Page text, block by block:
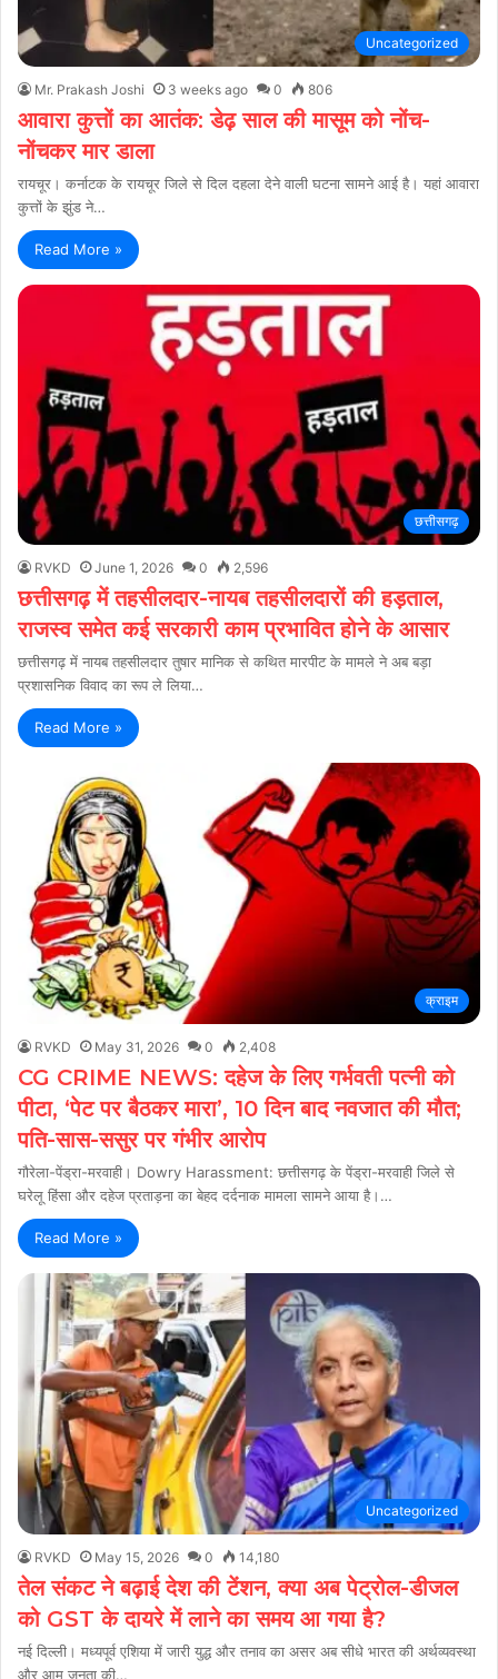
Uncategorized
Mr. Prakash Joshi 3 weeks ago 0 806
आवारा कुत्तों का आतंक: डेढ़ साल की मासूम को नोंच-
नोंचकर मार डाला
रायचूर। कर्नाटक के रायचूर जिले से दिल दहला देने वाली घटना सामने आई है। यहां आवारा
कुत्तों के झुंड ने…
Read More »
छत्तीसगढ़
RVKD June 1, 2026 0 2,596
छत्तीसगढ़ में तहसीलदार-नायब तहसीलदारों की हड़ताल,
राजस्व समेत कई सरकारी काम प्रभावित होने के आसार
छत्तीसगढ़ में नायब तहसीलदार तुषार मानिक से कथित मारपीट के मामले ने अब बड़ा
प्रशासनिक विवाद का रूप ले लिया…
Read More »
क्राइम
RVKD May 31, 2026 0 2,408
CG CRIME NEWS: दहेज के लिए गर्भवती पत्नी को
पीटा, ‘पेट पर बैठकर मारा’, 10 दिन बाद नवजात की मौत;
पति-सास-ससुर पर गंभीर आरोप
गौरेला-पेंड्रा-मरवाही। Dowry Harassment: छत्तीसगढ़ के पेंड्रा-मरवाही जिले से
घरेलू हिंसा और दहेज प्रताड़ना का बेहद दर्दनाक मामला सामने आया है।…
Read More »
Uncategorized
RVKD May 15, 2026 0 14,180
तेल संकट ने बढ़ाई देश की टेंशन, क्या अब पेट्रोल-डीजल
को GST के दायरे में लाने का समय आ गया है?
नई दिल्ली। मध्यपूर्व एशिया में जारी युद्ध और तनाव का असर अब सीधे भारत की अर्थव्यवस्था
और आम जनता की…